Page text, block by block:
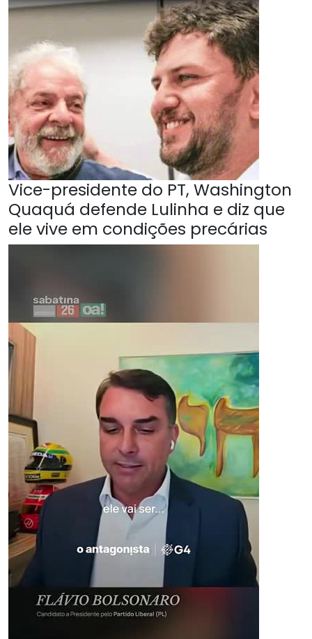
Vice-presidente do PT, Washington
Quaquá defende Lulinha e diz que
ele vive em condições precárias